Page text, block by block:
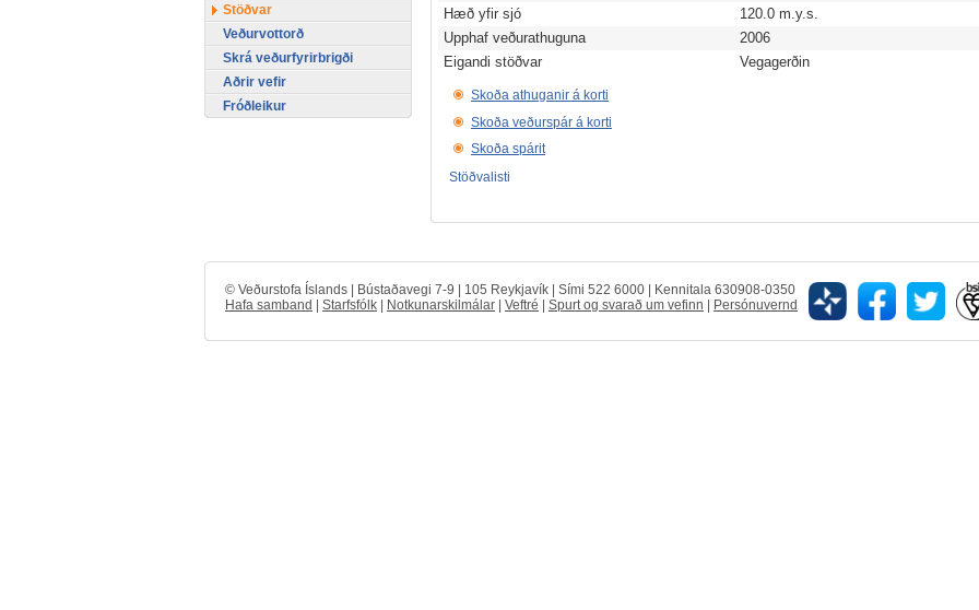
Hæð yfir sjó
120.0 m.y.s.
Upphaf veðurathuguna
2006
Eigandi stöðvar
Vegagerðin
Skoða athuganir á korti
Skoða veðurspár á korti
Skoða spárit
Stöðvalisti
Stöðvar
Veðurvottorð
Skrá veðurfyrirbrigði
Aðrir vefir
Fróðleikur
© Veðurstofa Íslands | Bústaðavegi 7-9 | 105 Reykjavík | Sími 522 6000 | Kennitala 630908-0350
Hafa samband
Starfsfólk Notkunarskilmálar Veftré Spurt og svarað um vefinn Persónuvernd